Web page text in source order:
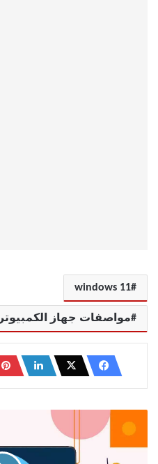
windows 11
مواصفات جهاز الكمبيوتر Windows 11
يتم